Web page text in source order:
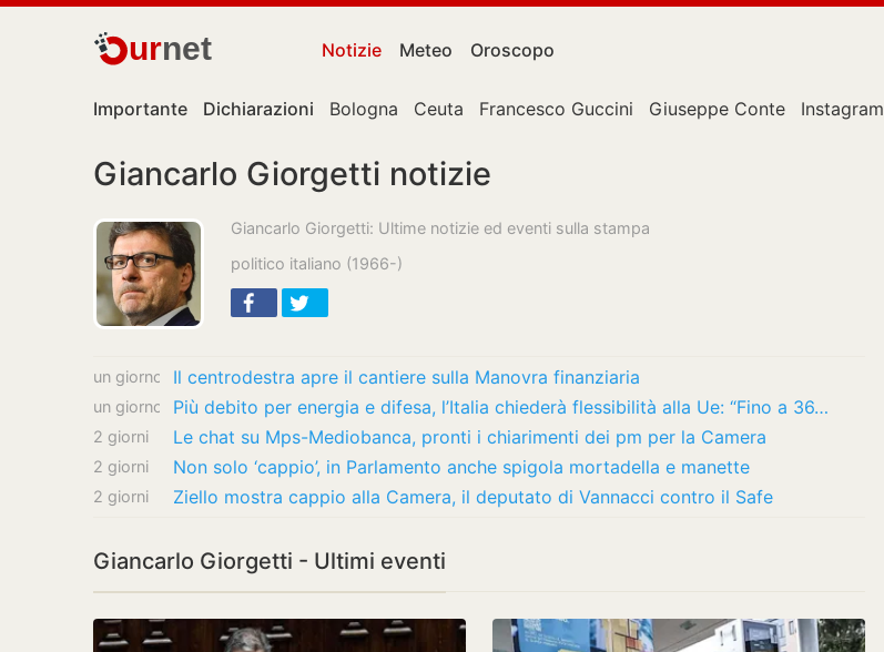
urnet Notizie Meteo Oroscopo
Importante Dichiarazioni Bologna Ceuta Francesco Guccini Giuseppe Conte Instagram
Giancarlo Giorgetti notizie
Giancarlo Giorgetti: Ultime notizie ed eventi sulla stampa
politico italiano (1966-)
un giorno Il centrodestra apre il cantiere sulla Manovra finanziaria
un giorno Più debito per energia e difesa, l’Italia chiederà flessibilità alla Ue: “Fino a 36…
2 giorni Le chat su Mps-Mediobanca, pronti i chiarimenti dei pm per la Camera
2 giorni Non solo ‘cappio’, in Parlamento anche spigola mortadella e manette
2 giorni Ziello mostra cappio alla Camera, il deputato di Vannacci contro il Safe
Giancarlo Giorgetti - Ultimi eventi